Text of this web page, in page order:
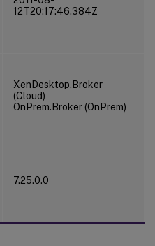
12T20:17:46.384Z
XenDesktop.Broker
(Cloud)
OnPrem.Broker (OnPrem)
7.25.0.0